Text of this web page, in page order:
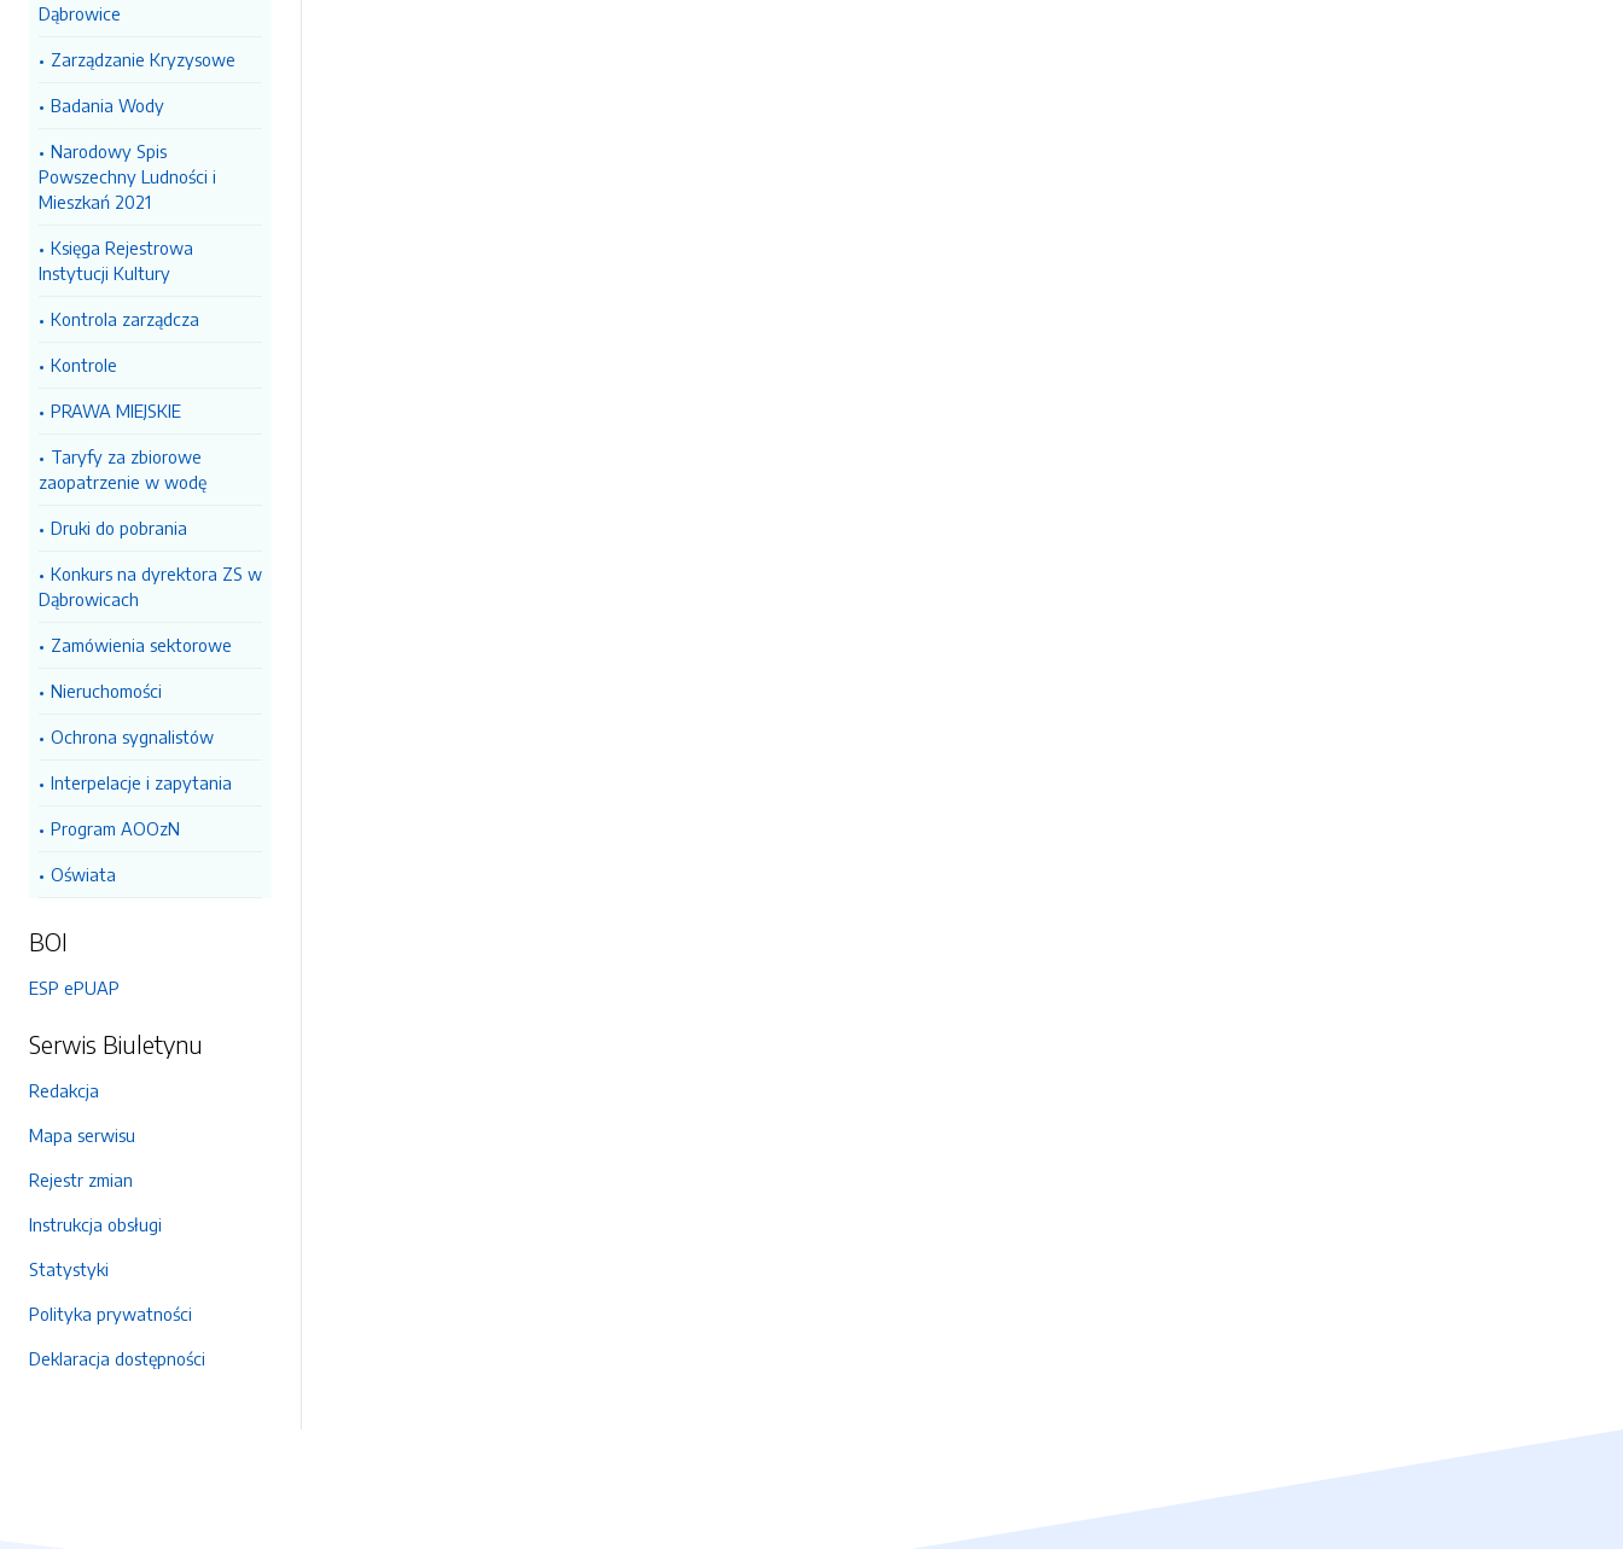
Dąbrowice
Zarządzanie Kryzysowe
Badania Wody
Narodowy Spis
Powszechny Ludności i
Mieszkań 2021
Księga Rejestrowa
Instytucji Kultury
Kontrola zarządcza
Kontrole
PRAWA MIEJSKIE
Taryfy za zbiorowe
zaopatrzenie w wodę
Druki do pobrania
Konkurs na dyrektora ZS w
Dąbrowicach
Zamówienia sektorowe
Nieruchomości
Ochrona sygnalistów
Interpelacje i zapytania
Program AOOzN
Oświata
BOI
ESP ePUAP
Serwis Biuletynu
Redakcja
Mapa serwisu
Rejestr zmian
Instrukcja obsługi
Statystyki
Polityka prywatności
Deklaracja dostępności